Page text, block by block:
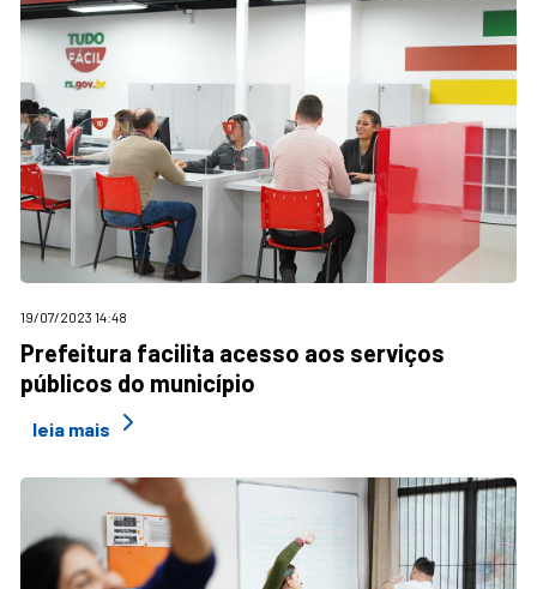
19/07/2023 14:48
Prefeitura facilita acesso aos serviços
públicos do município
leia mais